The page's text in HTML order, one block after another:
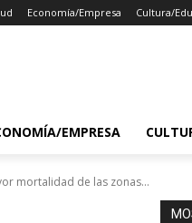
Economía/Empresa Cultura/
EMPRESA
mortalidad de las zonas...